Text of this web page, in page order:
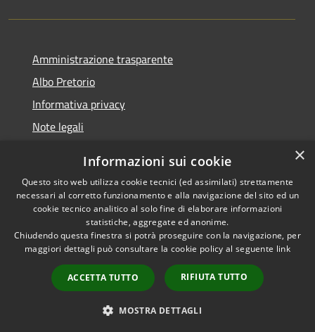
Amministrazione trasparente
Albo Pretorio
Informativa privacy
Note legali
Whisteblowing
RSS
Accessibilità
Copyright © 2026 • Comune di
Municipium•
Accesso
redazione
×
Informazioni sui cookie
Questo sito web utilizza cookie tecnici (ed assimilati) strettamente
necessari al corretto funzionamento e alla navigazione del sito ed un
cookie tecnico analitico al solo fine di elaborare informazioni
statistiche, aggregate ed anonime.
Chiudendo questa finestra si potrà proseguire con la navigazione, per
maggiori dettagli può consultare la cookie policy al seguente link
ACCETTA TUTTO RIFIUTA TUTTO
MOSTRA DETTAGLI